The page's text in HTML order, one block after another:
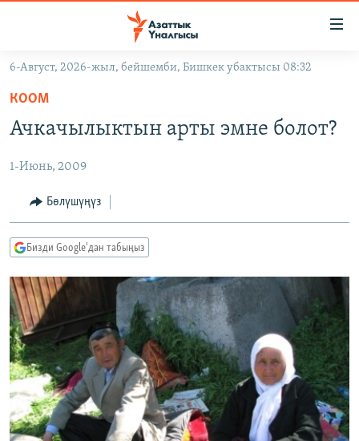
Навигацияга
өтүңүз
Издөөгө
салыңыз
САЯСАТ
ЭКОНОМИКА
ДҮЙНӨ
БОРБОР АЗИЯ
УКРАИНА
АТАЙЫН ИЛИКТӨӨ
БҮГҮН АЗАТТЫКТА
ЭКСПЕРТТЕР ТАЛДАЙТ
БИЗ ЖАНА ДҮЙНӨ
ДАНИСТЕ
ЭЖЕ-СИҢДИЛЕР
АЗАТТЫК+
ЫҢГАЙСЫЗ СУРООЛОР
ПОДКАСТ
ӨЗГӨЧӨ ПИКИР
Русский
ОНЛАЙН ШЕРИНЕ
6-Август, 2026-жыл, бейшемби, Бишкек убактысы 08:32
КООМ
Ачкачылыктын арты эмне болот?
1-Июнь, 2009
Бөлүшүңүз
Бизди Google'дан табыңыз